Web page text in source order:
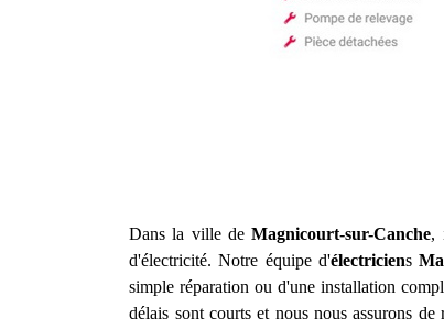
Dans la ville deMagnicourt-sur-Canche,
d'électricité. Notre équipe d'électriciens
simple réparation ou d'une installation
délais sont courts et nous nous assurons